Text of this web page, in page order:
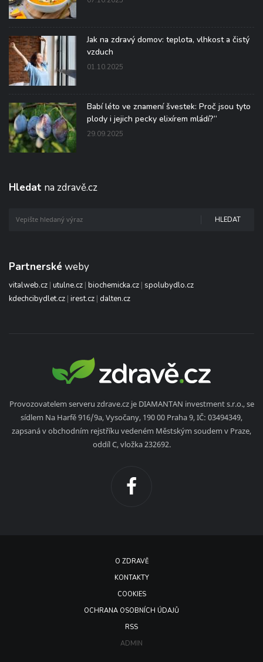
Jak na zdravý domov: teplota, vlhkost a čistý
vzduch
01.10.2025
Babí léto ve znamení švestek: Proč jsou tyto
plody i jejich pecky elixírem mládí?“
29.09.2025
Hledat na zdravě.cz
HLEDAT
Partnerské weby
vitalweb.cz | utulne.cz | biochemicka.cz | spolubydlo.cz
kdechcibydlet.cz | irest.cz | dalten.cz
Provozovatelem serveru zdrave.cz je DIAMANTAN investment s.r.o., se
sídlem Na Harfě 916/9a, Vysočany, 190 00 Praha 9, IČ: 03494349,
zapsaná v obchodním rejstříku vedeném Městským soudem v Praze,
oddíl C, vložka 232692.
O ZDRAVĚ
KONTAKTY
COOKIES
OCHRANA OSOBNÍCH ÚDAJŮ
RSS
ADMIN